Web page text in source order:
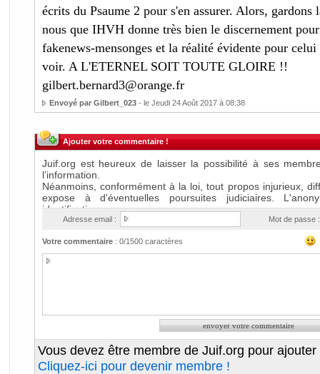
écrits du Psaume 2 pour s'en assurer. Alors, gardons
nous que IHVH donne très bien le discernement
fakenews-mensonges et la réalité évidente pour
voir. A L'ETERNEL SOIT TOUTE GLOIRE !!
gilbert.bernard3@orange.fr
Envoyé par Gilbert_023- le Jeudi 24 Août 2017 à 08:38
Ajouter votre commentaire !
Adresse email : Mot de passe :
Votre commentaire: 0/1500 caractères
Vous devez être membre de Juif.org pour
Cliquez-ici pour devenir membre !